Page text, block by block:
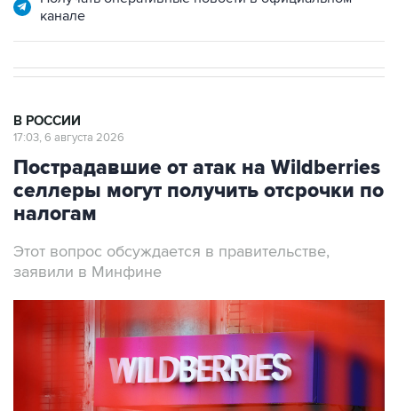
канале
В РОССИИ
17:03, 6 августа 2026
Пострадавшие от атак на Wildberries
селлеры могут получить отсрочки по
налогам
Этот вопрос обсуждается в правительстве,
заявили в Минфине